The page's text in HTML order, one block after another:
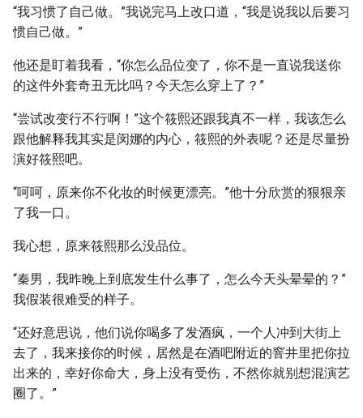
“我习惯了自己做。”我说完马上改口道，“我是说我以后要习
惯自己做。”
他还是盯着我看，“你怎么品位变了，你不是一直说我送你
的这件外套奇丑无比吗？今天怎么穿上了？”
“尝试改变行不行啊！”这个筱熙还跟我真不一样，我该怎么
跟他解释我其实是闵娜的内心，筱熙的外表呢？还是尽量扮
演好筱熙吧。
“呵呵，原来你不化妆的时候更漂亮。”他十分欣赏的狠狠亲
了我一口。
我心想，原来筱熙那么没品位。
“秦男，我昨晚上到底发生什么事了，怎么今天头晕晕的？”
我假装很难受的样子。
“还好意思说，他们说你喝多了发酒疯，一个人冲到大街上
去了，我来接你的时候，居然是在酒吧附近的窨井里把你拉
出来的，幸好你命大，身上没有受伤，不然你就别想混演艺
圈了。”